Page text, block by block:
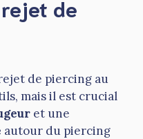
de
de piercing au
mais il est crucial
et une
autour du piercing